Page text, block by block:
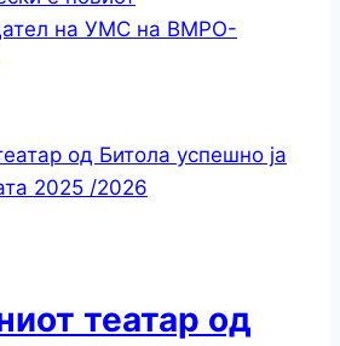
на УМС на ВМРО-
театар од